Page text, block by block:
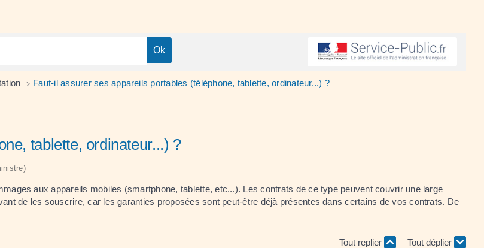
> Faut-il assurer ses appareils portables (téléphone, tablette, ordinateur...) ?
tablette, ordinateur...) ?
aux appareils mobiles (smartphone, tablette, etc...). Les contrats de ce type peuvent couvrir une large
de les souscrire, car les garanties proposées sont peut-être déjà présentes dans certains de vos contrats. De
Tout replier Tout déplier